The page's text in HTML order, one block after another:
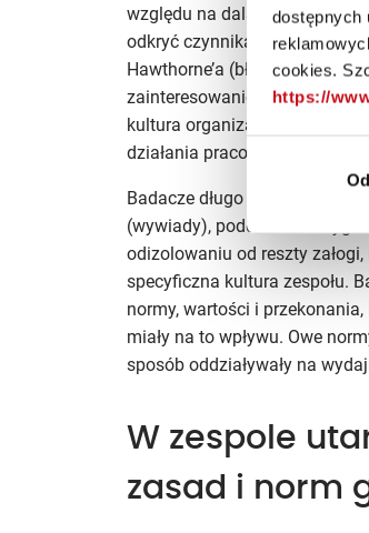
dostępnych
cookies.
https://
względu na dalsze zmiany i
odkryć czynnika, który
Hawthorne’a (błędnie
zainteresowaniem
kultura organizacyjna (w tym
działania pracowników. W
Badacze długo nie mogli
(wywiady), poddana
odizolowaniu od reszty
specyficzna kultura zespołu.
normy, wartości i
miały na to wpływu. Owe
sposób oddziaływały na
W zespole
zasad i norm